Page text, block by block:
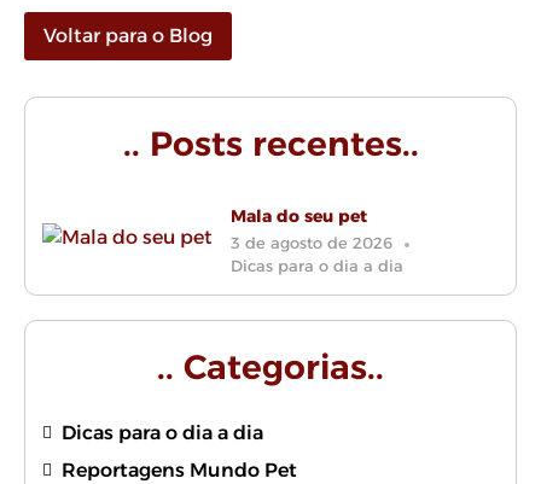
Voltar para o Blog
.. Posts recentes..
Mala do seu pet
3 de agosto de 2026
Dicas para o dia a dia
.. Categorias..
Dicas para o dia a dia
Reportagens Mundo Pet